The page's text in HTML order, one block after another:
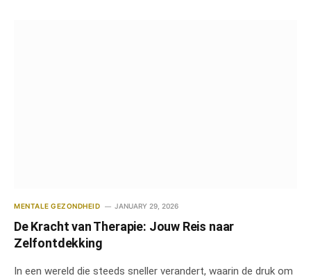
MENTALE GEZONDHEID JANUARY 29, 2026
De Kracht van Therapie: Jouw Reis naar
Zelfontdekking
In een wereld die steeds sneller verandert, waarin de druk om